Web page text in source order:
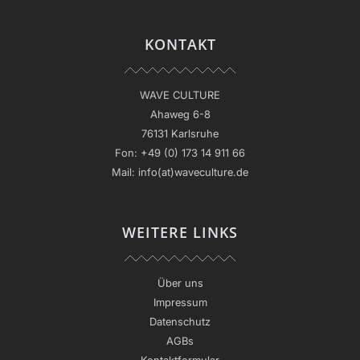
KONTAKT
WAVE CULTURE
Ahaweg 6-8
76131 Karlsruhe
Fon: +49 (0) 173 14 911 66
Mail: info(at)waveculture.de
WEITERE LINKS
Über uns
Impressum
Datenschutz
AGBs